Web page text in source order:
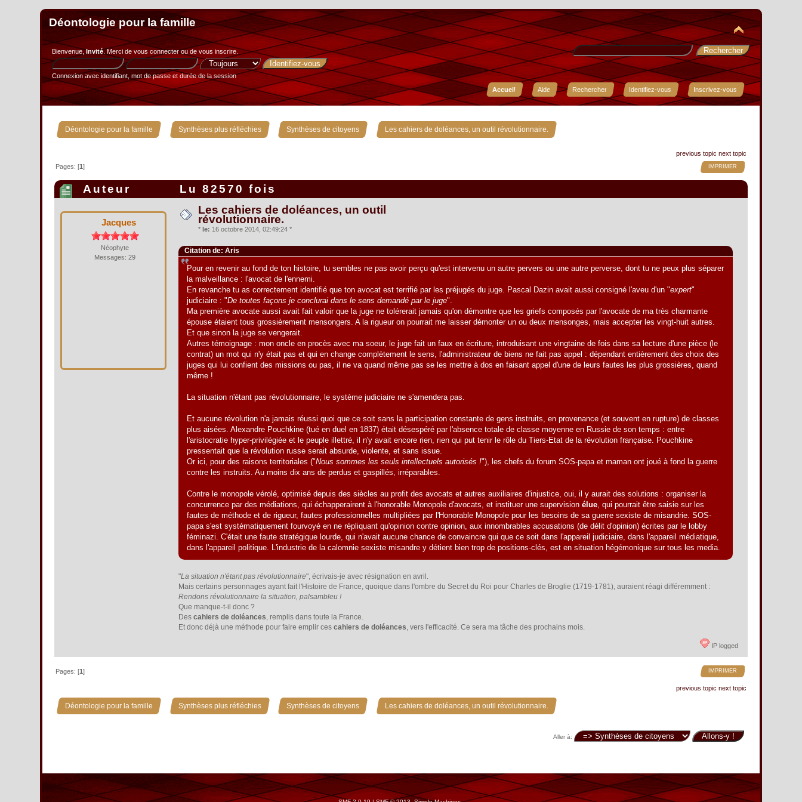
Déontologie pour la famille
Bienvenue,Invité. Merci devous connecterou devous inscrire.
Connexion avec identifiant, mot de passe et durée de la session
Accueil
Aide Rechercher Identifiez-vous Inscrivez-vous
Déontologie pour la famille » Synthèses plus réfléchies » Synthèses de citoyens » Les cahiers de doléances, un outil révolutionnaire.
previous topic next topic
IMPRIMER
Pages: [1]
Auteur Lu 82570 fois
Jacques
Néophyte
Messages: 29
Les cahiers de doléances, un outil
révolutionnaire.
* le: 16 octobre 2014, 02:49:24 *
Citation de: Aris
Pour en revenir au fond de ton histoire, tu sembles ne pas avoir perçu qu'est intervenu un autre pervers ou une autre perverse, dont tu ne peux plus séparer
la malveillance : l'avocat de l'ennemi.
En revanche tu as correctement identifié que ton avocat est terrifié par les préjugés du juge. Pascal Dazin avait aussi consigné l'aveu d'un "expert"
judiciaire : "De toutes façons je conclurai dans le sens demandé par le juge".
Ma première avocate aussi avait fait valoir que la juge ne tolérerait jamais qu'on démontre que les griefs composés par l'avocate de ma très charmante
épouse étaient tous grossièrement mensongers. A la rigueur on pourrait me laisser démonter un ou deux mensonges, mais accepter les vingt-huit autres.
Et que sinon la juge se vengerait.
Autres témoignage : mon oncle en procès avec ma soeur, le juge fait un faux en écriture, introduisant une vingtaine de fois dans sa lecture d'une pièce (le
contrat) un mot qui n'y était pas et qui en change complètement le sens, l'administrateur de biens ne fait pas appel : dépendant entièrement des choix des
juges qui lui confient des missions ou pas, il ne va quand même pas se les mettre à dos en faisant appel d'une de leurs fautes les plus grossières, quand
même !
La situation n'étant pas révolutionnaire, le système judiciaire ne s'amendera pas.
Et aucune révolution n'a jamais réussi quoi que ce soit sans la participation constante de gens instruits, en provenance (et souvent en rupture) de classes
plus aisées. Alexandre Pouchkine (tué en duel en 1837) était désespéré par l'absence totale de classe moyenne en Russie de son temps : entre
l'aristocratie hyper-privilégiée et le peuple illettré, il n'y avait encore rien, rien qui put tenir le rôle du Tiers-Etat de la révolution française. Pouchkine
pressentait que la révolution russe serait absurde, violente, et sans issue.
Or ici, pour des raisons territoriales ("Nous sommes les seuls intellectuels autorisés !"), les chefs du forum SOS-papa et maman ont joué à fond la guerre
contre les instruits. Au moins dix ans de perdus et gaspillés, irréparables.
Contre le monopole vérolé, optimisé depuis des siècles au profit des avocats et autres auxiliaires d'injustice, oui, il y aurait des solutions : organiser la
concurrence par des médiations, qui échapperairent à l'honorable Monopole d'avocats, et instituer une supervisionélue, qui pourrait être saisie sur les
fautes de méthode et de rigueur, fautes professionnelles multipliées par l'Honorable Monopole pour les besoins de sa guerre sexiste de misandrie. SOS-
papa s'est systématiquement fourvoyé en ne répliquant qu'opinion contre opinion, aux innombrables accusations (de délit d'opinion) écrites par le lobby
féminazi. C'était une faute stratégique lourde, qui n'avait aucune chance de convaincre qui que ce soit dans l'appareil judiciaire, dans l'appareil médiatique,
dans l'appareil politique. L'industrie de la calomnie sexiste misandre y détient bien trop de positions-clés, est en situation hégémonique sur tous les media.
"La situation n'étant pas révolutionnaire", écrivais-je avec résignation en avril.
Mais certains personnages ayant fait l'Histoire de France, quoique dans l'ombre du Secret du Roi pour Charles de Broglie (1719-1781), auraient réagi différemment :
Rendons révolutionnaire la situation, palsambleu !
Que manque-t-il donc ?
Descahiers de doléances, remplis dans toute la France.
Et donc déjà une méthode pour faire emplir cescahiers de doléances, vers l'efficacité. Ce sera ma tâche des prochains mois.
IP logged
IMPRIMER
Pages: [1]
previous topic next topic
Déontologie pour la famille » Synthèses plus réfléchies » Synthèses de citoyens » Les cahiers de doléances, un outil révolutionnaire.
Aller à: